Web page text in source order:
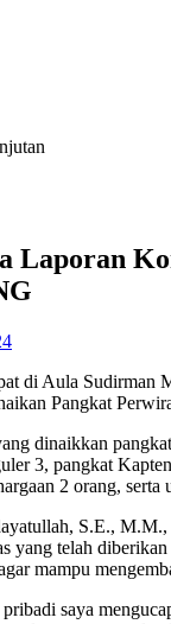
Laporan
di Aula Sudirman
Pangkat
dinaikkan
3, pangkat
2 orang, serta
S.E., M.M.,
yang telah
mampu
saya